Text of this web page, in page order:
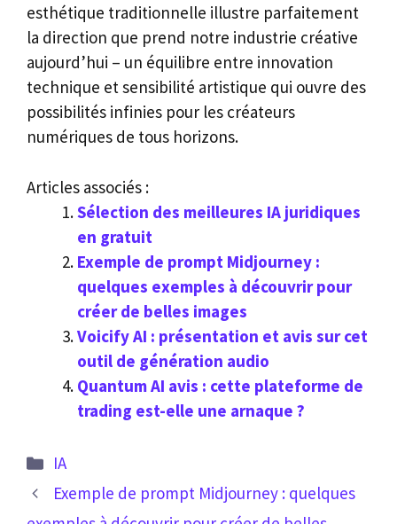
esthétique traditionnelle illustre parfaitement
la direction que prend notre industrie créative
aujourd’hui – un équilibre entre innovation
technique et sensibilité artistique qui ouvre des
possibilités infinies pour les créateurs
numériques de tous horizons.
Articles associés :
Sélection des meilleures IA juridiques
en gratuit
Exemple de prompt Midjourney :
quelques exemples à découvrir pour
créer de belles images
Voicify AI : présentation et avis sur cet
outil de génération audio
Quantum AI avis : cette plateforme de
trading est-elle une arnaque ?
Catégories
IA
Exemple de prompt Midjourney : quelques